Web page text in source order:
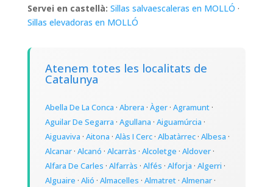
Servei en castellà: Sillas salvaescaleras en MOLLÓ ·
Sillas elevadoras en MOLLÓ
Atenem totes les localitats de
Catalunya
Abella De La Conca · Abrera · Àger· Agramunt·
Aguilar De Segarra · Agullana · Aiguamúrcia ·
Aiguaviva · Aitona · Alàs I Cerc· Albatàrrec· Albesa ·
Alcanar· Alcanó · Alcarràs · Alcoletge · Aldover·
Alfara De Carles · Alfarràs · Alfés · Alforja · Algerri ·
Alguaire · Alió · Almacelles · Almatret· Almenar·